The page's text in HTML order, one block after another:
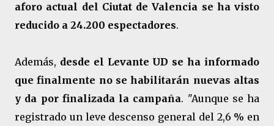
aforo actual del Ciutat de Valencia se ha visto
reducido a 24.200 espectadores.
Además, desde el Levante UD se ha informado
que finalmente no se habilitarán nuevas altas
y da por finalizada la campaña. "Aunque se ha
registrado un leve descenso general del 2,6 % en